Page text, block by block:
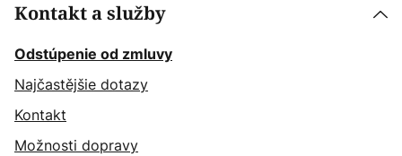
Kontakt a služby
Odstúpenie od zmluvy
Najčastějšie dotazy
Kontakt
Možnosti dopravy